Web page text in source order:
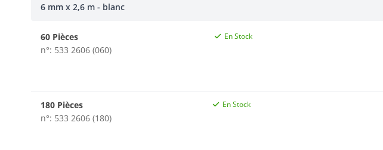
6 mm x 2,6 m - blanc
60 Pièces
n°: 533 2606 (060)
En Stock
180 Pièces
n°: 533 2606 (180)
En Stock